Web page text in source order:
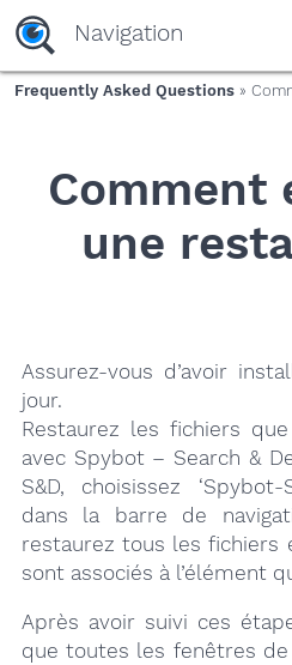
yaaaeag20
Navigation
Frequently Asked Questions »
Comment
une
Assurez-vous d’avoir
jour.
Restaurez les fichiers
avec Spybot – Search &
S&D, choisissez ‘Spybot-
dans la barre de
restaurez tous les fichiers
sont associés à l’élément
Après avoir suivi ces
que toutes les fenêtres de